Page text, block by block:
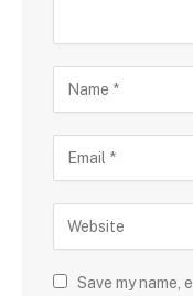
Save my name,